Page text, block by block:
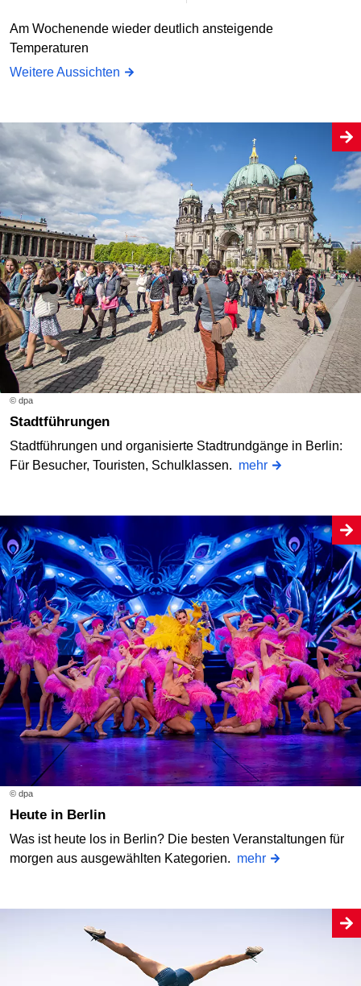
Am Wochenende wieder deutlich ansteigende
Temperaturen
Weitere Aussichten
© dpa
Stadtführungen
Stadtführungen und organisierte Stadtrundgänge in Berlin:
Für Besucher, Touristen, Schulklassen. mehr
© dpa
Heute in Berlin
Was ist heute los in Berlin? Die besten Veranstaltungen für
morgen aus ausgewählten Kategorien. mehr